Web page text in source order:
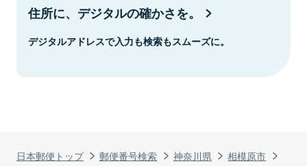
日本郵便トップ 郵便番号検索 神奈川県
相模原市
住所に、デジタルの確かさを。
デジタルアドレスで入力も検索もスムーズに。